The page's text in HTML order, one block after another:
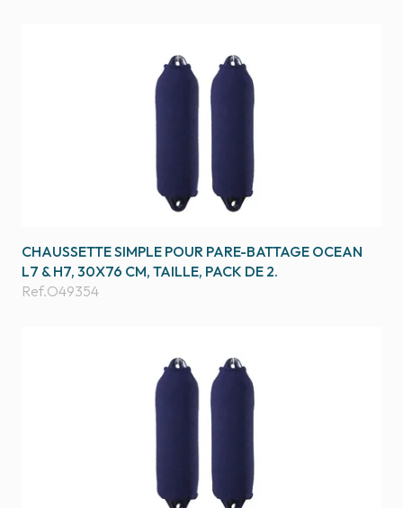
CHAUSSETTE SIMPLE POUR PARE-BATTAGE OCEAN
L7 & H7, 30X76 CM, TAILLE, PACK DE 2.
Ref.O49354